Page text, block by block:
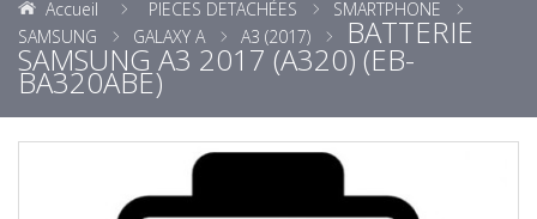
Accueil PIECES DETACHÉES
SMARTPHONE
SAMSUNG
GALAXY A A3 (2017) BATTERIE
SAMSUNG A3 2017 (A320) (EB-
BA320ABE)